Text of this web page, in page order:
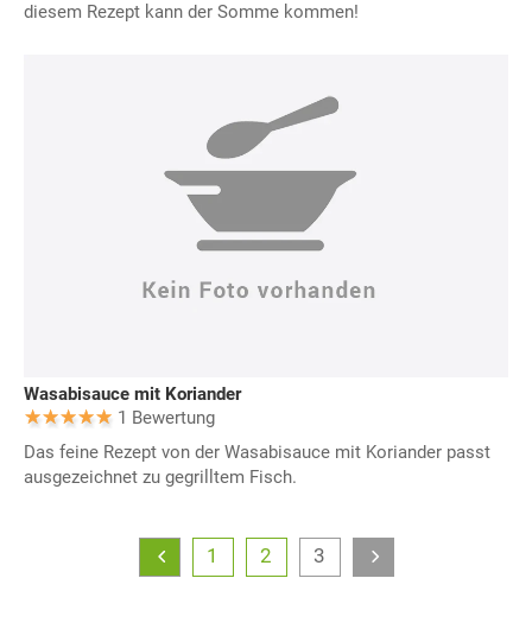
diesem Rezept kann der Somme kommen!
Wasabisauce mit Koriander
1 Bewertung
Das feine Rezept von der Wasabisauce mit Koriander passt
ausgezeichnet zu gegrilltem Fisch.
1 2 3